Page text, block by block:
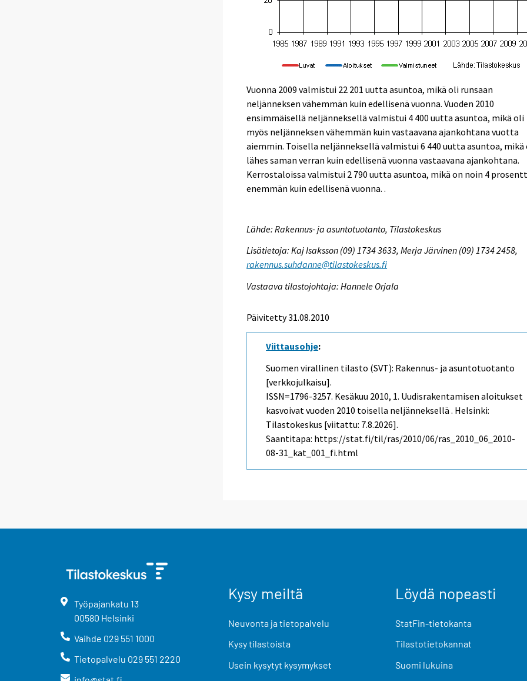
Vuonna 2009 valmistui 22 201 uutta asuntoa, mikä oli runsaan
neljänneksen vähemmän kuin edellisenä vuonna. Vuoden 2010
ensimmäisellä neljänneksellä valmistui 4 400 uutta asuntoa, mikä oli
myös neljänneksen vähemmän kuin vastaavana ajankohtana vuotta
aiemmin. Toisella neljänneksellä valmistui 6 440 uutta asuntoa, mikä
lähes saman verran kuin edellisenä vuonna vastaavana ajankohtana.
Kerrostaloissa valmistui 2 790 uutta asuntoa, mikä on noin 4
enemmän kuin edellisenä vuonna. .
Lähde: Rakennus- ja asuntotuotanto, Tilastokeskus
Lisätietoja: Kaj Isaksson (09) 1734 3633, Merja Järvinen (09) 1734 2458,
rakennus.suhdanne@tilastokeskus.fi
Vastaava tilastojohtaja: Hannele Orjala
Päivitetty 31.08.2010
Viittausohje:
Suomen virallinen tilasto (SVT): Rakennus- ja asuntotuotanto
[verkkojulkaisu].
ISSN=1796-3257. Kesäkuu 2010, 1. Uudisrakentamisen aloitukset
kasvoivat vuoden 2010 toisella neljänneksellä . Helsinki:
Tilastokeskus [viitattu: 7.8.2026].
Saantitapa: https://stat.fi/til/ras/2010/06/ras_2010_06_2010-
08-31_kat_001_fi.html
Työpajankatu 13
00580 Helsinki
Vaihde 029 551 1000
Tietopalvelu 029 551 2220
Kysy meiltä
Neuvonta ja tietopalvelu
Kysy tilastoista
Usein kysytyt kysymykset
Löydä nopeasti
StatFin-tietokanta
Tilastotietokannat
Suomi lukuina